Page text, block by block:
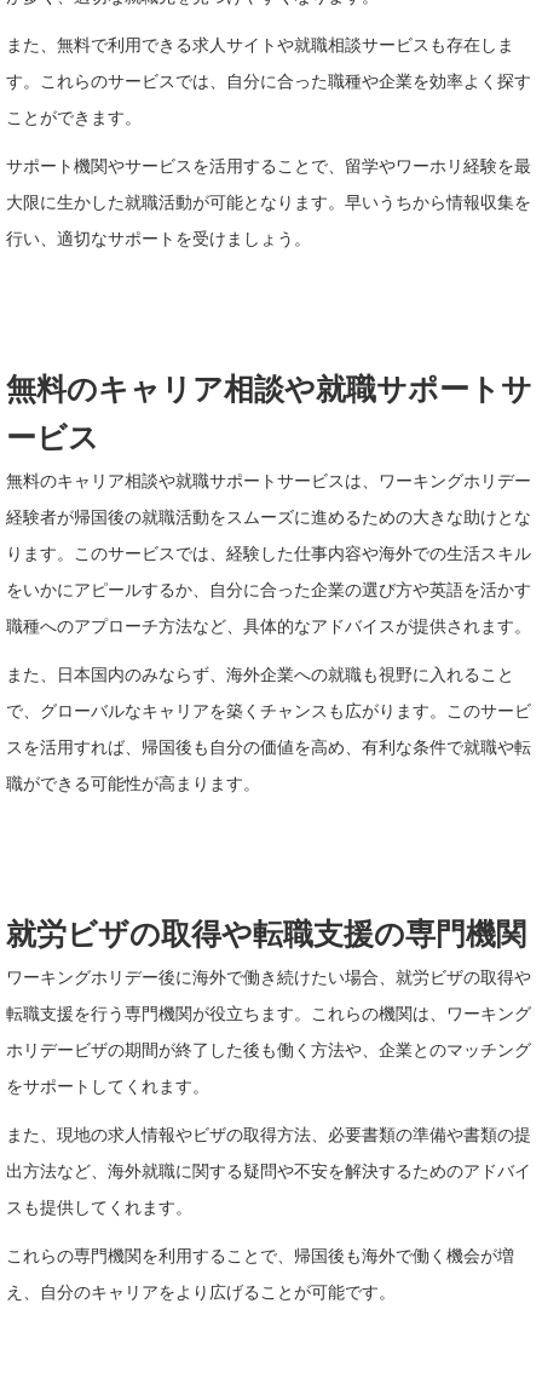
また、無料で利用できる求人サイトや就職相談サービスも存在しま
す。これらのサービスでは、自分に合った職種や企業を効率よく探す
ことができます。
サポート機関やサービスを活用することで、留学やワーホリ経験を最
大限に生かした就職活動が可能となります。早いうちから情報収集を
行い、適切なサポートを受けましょう。
無料のキャリア相談や就職サポートサ
ービス
無料のキャリア相談や就職サポートサービスは、ワーキングホリデー
経験者が帰国後の就職活動をスムーズに進めるための大きな助けとな
ります。このサービスでは、経験した仕事内容や海外での生活スキル
をいかにアピールするか、自分に合った企業の選び方や英語を活かす
職種へのアプローチ方法など、具体的なアドバイスが提供されます。
また、日本国内のみならず、海外企業への就職も視野に入れること
で、グローバルなキャリアを築くチャンスも広がります。このサービ
スを活用すれば、帰国後も自分の価値を高め、有利な条件で就職や転
職ができる可能性が高まります。
就労ビザの取得や転職支援の専門機関
ワーキングホリデー後に海外で働き続けたい場合、就労ビザの取得や
転職支援を行う専門機関が役立ちます。これらの機関は、ワーキング
ホリデービザの期間が終了した後も働く方法や、企業とのマッチング
をサポートしてくれます。
また、現地の求人情報やビザの取得方法、必要書類の準備や書類の提
出方法など、海外就職に関する疑問や不安を解決するためのアドバイ
スも提供してくれます。
これらの専門機関を利用することで、帰国後も海外で働く機会が増
え、自分のキャリアをより広げることが可能です。